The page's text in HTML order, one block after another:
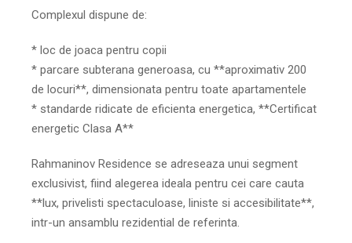
Complexul dispune de:
* loc de joaca pentru copii
* parcare subterana generoasa, cu **aproximativ 200
de locuri**, dimensionata pentru toate apartamentele
* standarde ridicate de eficienta energetica, **Certificat
energetic Clasa A**
Rahmaninov Residence se adreseaza unui segment
exclusivist, fiind alegerea ideala pentru cei care cauta
**lux, privelisti spectaculoase, liniste si accesibilitate**,
intr-un ansamblu rezidential de referinta.